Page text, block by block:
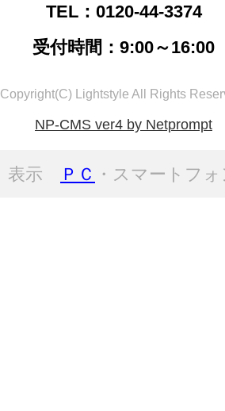
TEL：0120-44-3374
受付時間：9:00～16:00
Copyright(C) Lightstyle All Rights
NP-CMS ver4 by Netprompt
表示 ＰＣ ・スマートフ